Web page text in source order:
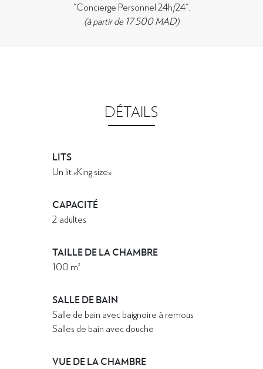
"Concierge Personnel 24h/24".
(à partir de 17 500 MAD)
DÉTAILS
LITS
Un lit «King size»
CAPACITÉ
2 adultes
TAILLE DE LA CHAMBRE
100 m²
SALLE DE BAIN
Salle de bain avec baignoire à remous
Salles de bain avec douche
VUE DE LA CHAMBRE